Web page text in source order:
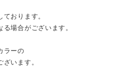
ております。
場合がございます。
ラーの
います。